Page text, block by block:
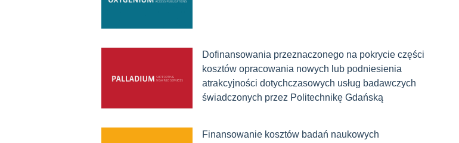
Dofinansowania przeznaczonego na pokrycie części
kosztów opracowania nowych lub podniesienia
atrakcyjności dotychczasowych usług badawczych
świadczonych przez Politechnikę Gdańską
Finansowanie kosztów badań naukowych